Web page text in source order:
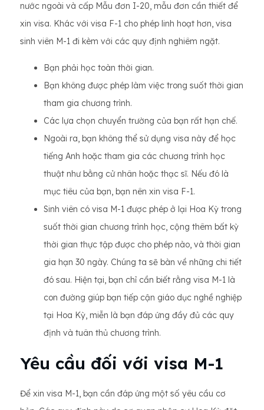
nước ngoài và cấp Mẫu đơn I-20, mẫu đơn cần thiết để
xin visa. Khác với visa F-1 cho phép linh hoạt hơn, visa
sinh viên M-1 đi kèm với các quy định nghiêm ngặt.
Bạn phải học toàn thời gian.
Bạn không được phép làm việc trong suốt thời gian
tham gia chương trình.
Các lựa chọn chuyển trường của bạn rất hạn chế.
Ngoài ra, bạn không thể sử dụng visa này để học
tiếng Anh hoặc tham gia các chương trình học
thuật như bằng cử nhân hoặc thạc sĩ. Nếu đó là
mục tiêu của bạn, bạn nên xin visa F-1.
Sinh viên có visa M-1 được phép ở lại Hoa Kỳ trong
suốt thời gian chương trình học, cộng thêm bất kỳ
thời gian thực tập được cho phép nào, và thời gian
gia hạn 30 ngày. Chúng ta sẽ bàn về những chi tiết
đó sau. Hiện tại, bạn chỉ cần biết rằng visa M-1 là
con đường giúp bạn tiếp cận giáo dục nghề nghiệp
tại Hoa Kỳ, miễn là bạn đáp ứng đầy đủ các quy
định và tuân thủ chương trình.
Yêu cầu đối với visa M-1
Để xin visa M-1, bạn cần đáp ứng một số yêu cầu cơ